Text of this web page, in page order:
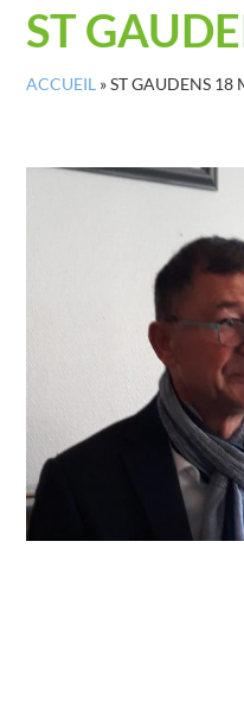
ST
ACCUEIL »ST GAUDENS 18